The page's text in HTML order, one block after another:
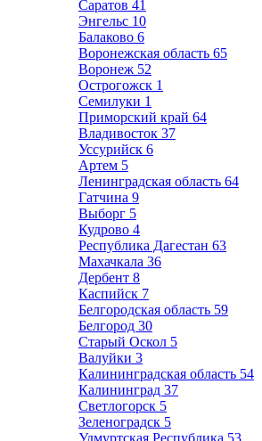
Саратов 41
Энгельс 10
Балаково 6
Воронежская область 65
Воронеж 52
Острогожск 1
Семилуки 1
Приморский край 64
Владивосток 37
Уссурийск 6
Артем 5
Ленинградская область 64
Гатчина 9
Выборг 5
Кудрово 4
Республика Дагестан 63
Махачкала 36
Дербент 8
Каспийск 7
Белгородская область 59
Белгород 30
Старый Оскол 5
Валуйки 3
Калининградская область 54
Калининград 37
Светлогорск 5
Зеленоградск 5
Удмуртская Республика 53